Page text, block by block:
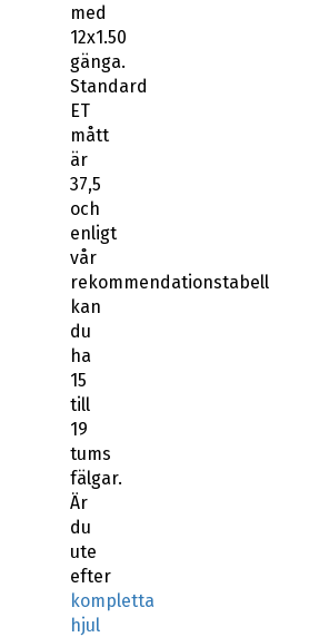
med
12x1.50
gänga.
Standard
ET
mått
är
37,5
och
enligt
vår
rekommendationstabell
kan
du
ha
15
till
19
tums
fälgar.
Är
du
ute
efter
kompletta
hjul